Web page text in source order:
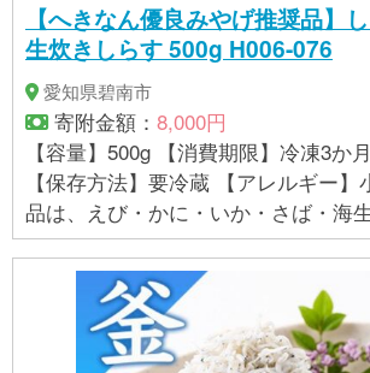
【へきなん優良みやげ推奨品】
生炊きしらす 500g H006-076
愛知県碧南市
寄附金額： 8,000円
【容量】500g 【消費期限】冷凍3か月 解凍後1か月
【保存方法】要冷蔵 【アレルギー】小麦・大豆 本製
品は、えび・かに・いか・さば・海
等が、混獲される漁法で採取してい